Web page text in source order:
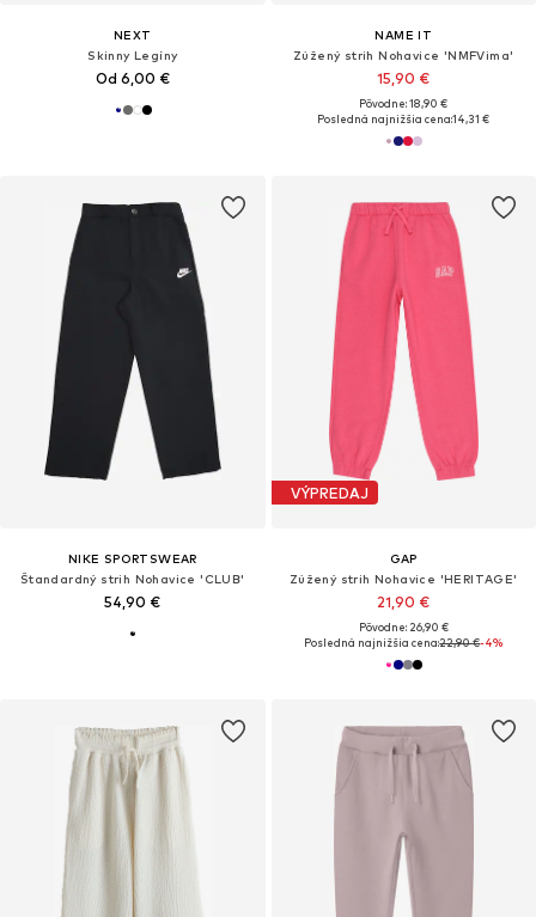
NEXT
Skinny Legíny
Od 6,00 €
NAME IT
Zúžený strih Nohavice 'NMFVima'
15,90 €
Pôvodne: 18,90 €
Posledná najnižšia cena:14,31 €
NIKE SPORTSWEAR
Štandardný strih Nohavice 'CLUB'
54,90 €
VÝPREDAJ
GAP
Zúžený strih Nohavice 'HERITAGE'
21,90 €
Pôvodne: 26,90 €
Posledná najnižšia cena:22,90 €-4%